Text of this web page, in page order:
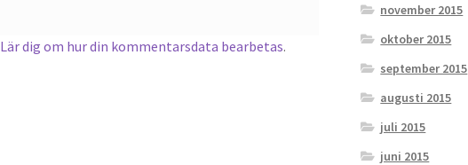
Lär dig om hur din kommentarsdata bearbetas.
november 2015
oktober 2015
september 2015
augusti 2015
juli 2015
juni 2015